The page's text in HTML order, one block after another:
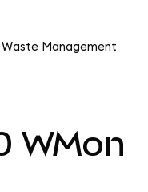
Waste Management
WMon